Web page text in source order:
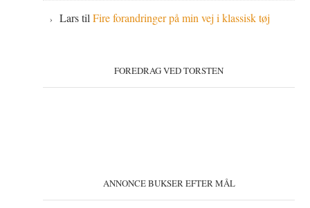
LarstilFire forandringer på min vej i klassisk tøj
FOREDRAG VED TORSTEN
ANNONCE BUKSER EFTER MÅL